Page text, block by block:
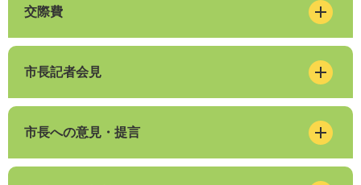
交際費
市長記者会見
市長への意見・提言